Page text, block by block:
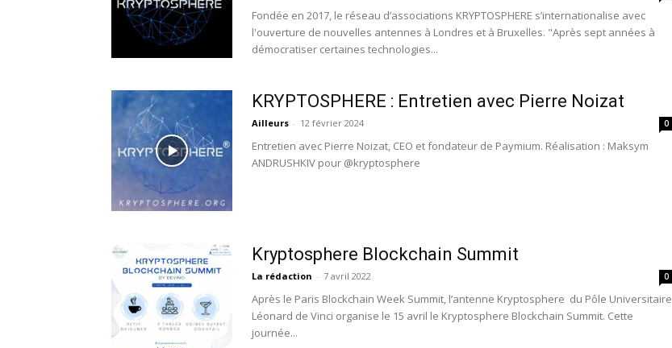
Fondée en 2017, le réseau d’associations KRYPTOSPHERE s’internationalise avec
l'ouverture de nouvelles antennes à Londres et à Bruxelles. "Après sept années à
démocratiser certaines technologies...
KRYPTOSPHERE : Entretien avec Pierre Noizat
Ailleurs - 12 février 2024 0
Entretien avec Pierre Noizat, CEO et fondateur de Paymium. Réalisation : Maksym
ANDRUSHKIV pour @kryptosphere
Kryptosphere Blockchain Summit
La rédaction - 7 avril 2022 0
Après le Paris Blockchain Week Summit, l’antenne Kryptosphere du Pôle Universitaire
Léonard de Vinci organise le 15 avril le Kryptosphere Blockchain Summit. Cette
journée...